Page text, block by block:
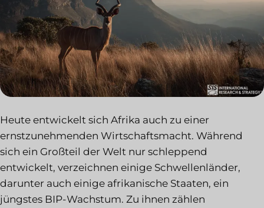
Heute entwickelt sich Afrika auch zu einer
ernstzunehmenden Wirtschaftsmacht. Während
sich ein Großteil der Welt nur schleppend
entwickelt, verzeichnen einige Schwellenländer,
darunter auch einige afrikanische Staaten, ein
jüngstes BIP-Wachstum. Zu ihnen zählen